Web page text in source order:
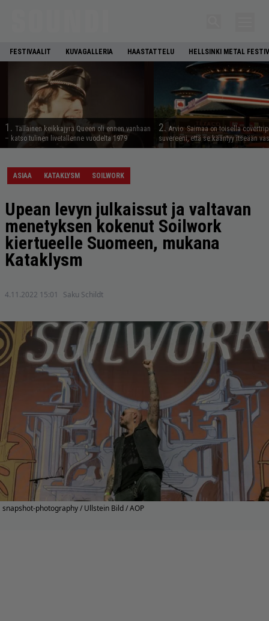
FESTIVAALIT KUVAGALLERIA HAASTATTELU HELLSINKI METAL
1. Tällainen keikkajyrä Queen oli ennen vanhaan
– katso tulinen livetallenne vuodelta 1979
2. Arvio: Saimaa on toisella
suvereeni, että se kääntyy itseään
ASIAA KATAKLYSM SOILWORK
Upean levyn julkaissut ja valtavan
menetyksen kokenut Soilwork
kiertueelle Suomeen, mukana
Kataklysm
4.11.2022 15:01 Saku Schildt
snapshot-photography / Ullstein Bild / AOP